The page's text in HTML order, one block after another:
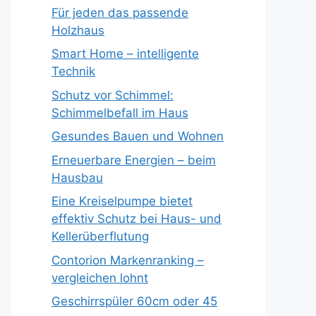
Für jeden das passende
Holzhaus
Smart Home – intelligente
Technik
Schutz vor Schimmel:
Schimmelbefall im Haus
Gesundes Bauen und Wohnen
Erneuerbare Energien – beim
Hausbau
Eine Kreiselpumpe bietet
effektiv Schutz bei Haus- und
Kellerüberflutung
Contorion Markenranking –
vergleichen lohnt
Geschirrspüler 60cm oder 45